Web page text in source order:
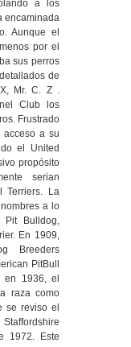
a los
encaminada
Aunque el
por el
sus perros
de
Mr. C. Z .
Club los
Frustrado
acceso a su
el United
propósito
serian
Terriers. La
a lo
Bulldog,
En 1909,
Breeders
PitBull
en 1936, el
raza como
se reviso el
1972. Este